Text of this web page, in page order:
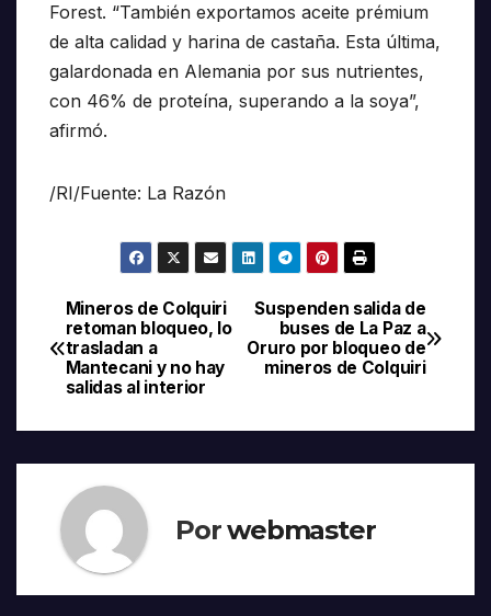
Forest. “También exportamos aceite prémium
de alta calidad y harina de castaña. Esta última,
galardonada en Alemania por sus nutrientes,
con 46% de proteína, superando a la soya”,
afirmó.
/RI/Fuente: La Razón
Navegación
de
Suspenden salida de
buses de La Paz a
Oruro por bloqueo de
mineros de Colquiri
Mineros de Colquiri
retoman bloqueo, lo
trasladan a
Mantecani y no hay
salidas al interior
Porwebmaster